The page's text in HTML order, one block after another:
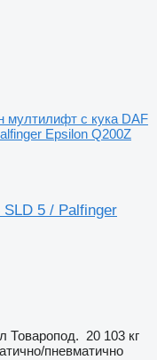
мултилифт с кука DAF
Epsilon Q200Z
SLD 5 / Palfinger
Товаропод. 20 103 кг
пневматично